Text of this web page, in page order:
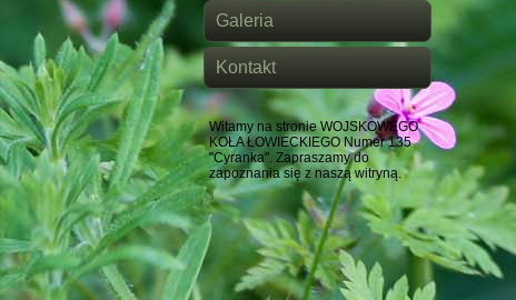
Galeria
Kontakt
Witamy na stronie WOJSKOWEGO
KOŁA ŁOWIECKIEGO Numer 135
"Cyranka". Zapraszamy do
zapoznania się z naszą witryną.